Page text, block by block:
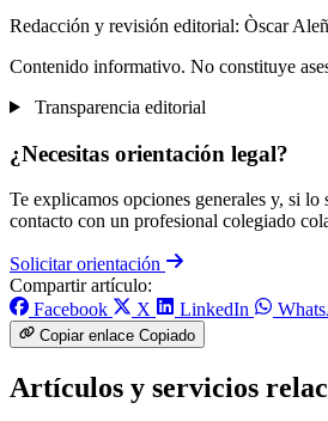
Redacción y revisión editorial: Òscar
Contenido informativo. No constituye
Transparencia editorial
¿Necesitas orientación legal?
Te explicamos opciones generales y, si lo
contacto con un profesional colegiado
Solicitar orientación
Compartir artículo:
Facebook
X LinkedIn
Copiar enlace Copiado
Artículos y servicios